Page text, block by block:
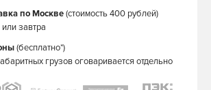
по Москве(стоимость 400 рублей)
завтра
(бесплатно*)
грузов оговаривается отдельно